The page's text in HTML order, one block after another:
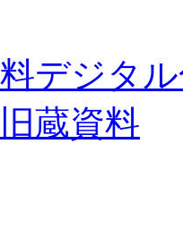
デジタ
蔵資料